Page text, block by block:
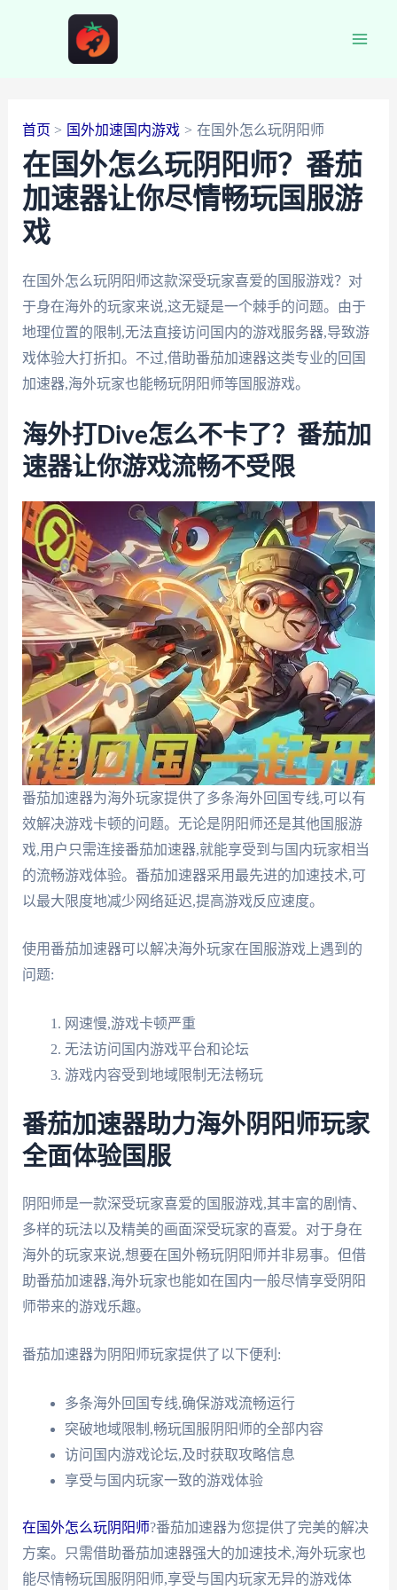
首页 国外加速国内游戏 在国外怎么玩阴阳师
在国外怎么玩阴阳师？番茄
加速器让你尽情畅玩国服游
戏
在国外怎么玩阴阳师这款深受玩家喜爱的国服游戏？对
于身在海外的玩家来说,这无疑是一个棘手的问题。由于
地理位置的限制,无法直接访问国内的游戏服务器,导致游
戏体验大打折扣。不过,借助番茄加速器这类专业的回国
加速器,海外玩家也能畅玩阴阳师等国服游戏。
海外打Dive怎么不卡了？番茄加
速器让你游戏流畅不受限
番茄加速器为海外玩家提供了多条海外回国专线,可以有
效解决游戏卡顿的问题。无论是阴阳师还是其他国服游
戏,用户只需连接番茄加速器,就能享受到与国内玩家相当
的流畅游戏体验。番茄加速器采用最先进的加速技术,可
以最大限度地减少网络延迟,提高游戏反应速度。
使用番茄加速器可以解决海外玩家在国服游戏上遇到的
问题:
网速慢,游戏卡顿严重
无法访问国内游戏平台和论坛
游戏内容受到地域限制无法畅玩
番茄加速器助力海外阴阳师玩家
全面体验国服
阴阳师是一款深受玩家喜爱的国服游戏,其丰富的剧情、
多样的玩法以及精美的画面深受玩家的喜爱。对于身在
海外的玩家来说,想要在国外畅玩阴阳师并非易事。但借
助番茄加速器,海外玩家也能如在国内一般尽情享受阴阳
师带来的游戏乐趣。
番茄加速器为阴阳师玩家提供了以下便利:
多条海外回国专线,确保游戏流畅运行
突破地域限制,畅玩国服阴阳师的全部内容
访问国内游戏论坛,及时获取攻略信息
享受与国内玩家一致的游戏体验
在国外怎么玩阴阳师?番茄加速器为您提供了完美的解决
方案。只需借助番茄加速器强大的加速技术,海外玩家也
能尽情畅玩国服阴阳师,享受与国内玩家无异的游戏体